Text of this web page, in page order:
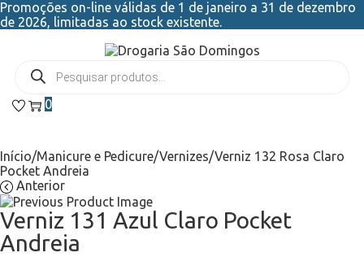
Promoções on-line válidas de 1 de janeiro a 31 de dezembro
de 2026, limitadas ao stock existente.
0
Início/Manicure e Pedicure/Vernizes/Verniz 132 Rosa Claro
Pocket Andreia
Anterior
Verniz 131 Azul Claro Pocket
Andreia